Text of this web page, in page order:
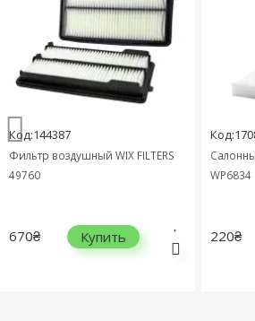
Код:144387
Фильтр воздушный WIX FILTERS
49760
670₴ Купить
WP6834
220₴